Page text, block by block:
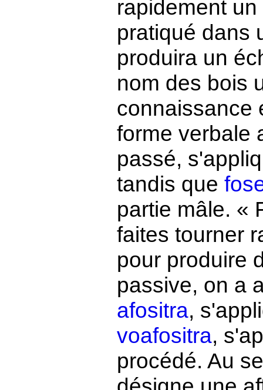
rapidement
pratiqué dans
produira un
nom des bois
connaissance
forme verbale
passé,
tandis que
partie mâle. «
faites tourner
pour produire
passive, on a
afositra,
voafositra,
procédé. Au